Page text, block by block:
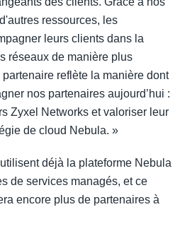
ressources, les
leurs clients dans la
réseaux de manière plus
reflète la manière dont
nos partenaires aujourd’hui :
Zyxel Networks et valoriser leur
de cloud Nebula. »
déjà la plateforme Nebula
de services managés, et ce
encore plus de partenaires à